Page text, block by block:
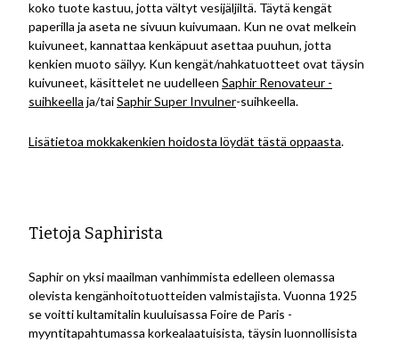
koko tuote kastuu, jotta vältyt vesijäljiltä. Täytä kengät
paperilla ja aseta ne sivuun kuivumaan. Kun ne ovat melkein
kuivuneet, kannattaa kenkäpuut asettaa puuhun, jotta
kenkien muoto säilyy. Kun kengät/nahkatuotteet ovat täysin
kuivuneet, käsittelet ne uudelleen Saphir Renovateur -
suihkeella ja/taiSaphir Super Invulner-suihkeella.
Lisätietoa mokkakenkien hoidosta löydät tästä oppaasta.
Tietoja Saphirista
Saphir on yksi maailman vanhimmista edelleen olemassa
olevista kengänhoitotuotteiden valmistajista. Vuonna 1925
se voitti kultamitalin kuuluisassa Foire de Paris -
myyntitapahtumassa korkealaatuisista, täysin luonnollisista